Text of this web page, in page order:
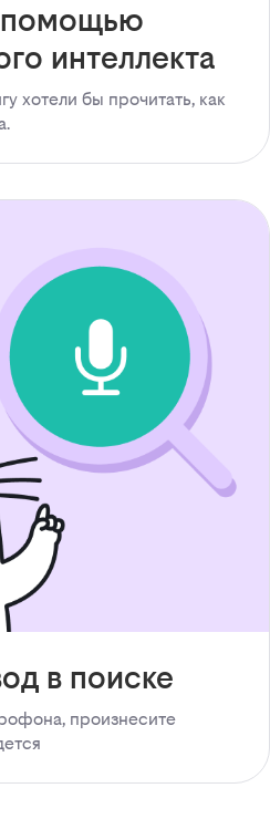
помощью
интеллекта
хотели бы прочитать, как
в поиске
произнесите